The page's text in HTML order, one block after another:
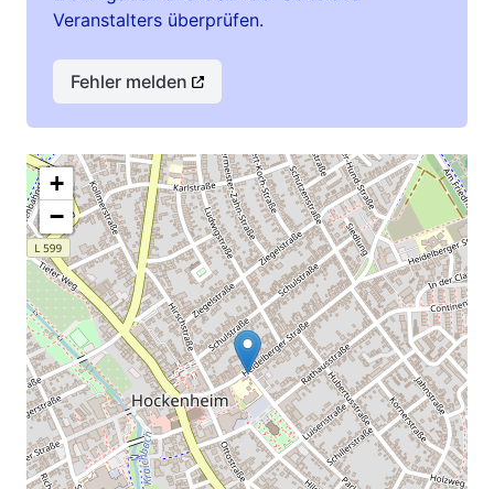
Veranstalters überprüfen.
Fehler melden
+
−